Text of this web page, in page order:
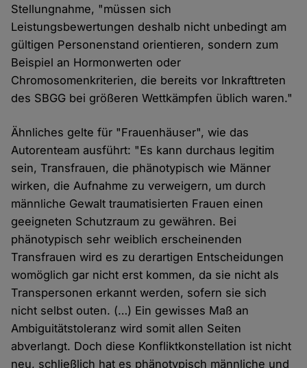
Stellungnahme, "müssen sich
Leistungsbewertungen deshalb nicht unbedingt am
gültigen Personenstand orientieren, sondern zum
Beispiel an Hormonwerten oder
Chromosomenkriterien, die bereits vor Inkrafttreten
des SBGG bei größeren Wettkämpfen üblich waren."
Ähnliches gelte für "Frauenhäuser", wie das
Autorenteam ausführt: "Es kann durchaus legitim
sein, Transfrauen, die phänotypisch wie Männer
wirken, die Aufnahme zu verweigern, um durch
männliche Gewalt traumatisierten Frauen einen
geeigneten Schutzraum zu gewähren. Bei
phänotypisch sehr weiblich erscheinenden
Transfrauen wird es zu derartigen Entscheidungen
womöglich gar nicht erst kommen, da sie nicht als
Transpersonen erkannt werden, sofern sie sich
nicht selbst outen. (…) Ein gewisses Maß an
Ambiguitätstoleranz wird somit allen Seiten
abverlangt. Doch diese Konfliktkonstellation ist nicht
neu, schließlich hat es phänotypisch männliche und